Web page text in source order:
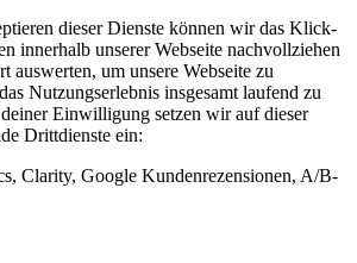
dieser Dienste können wir das Klick-
innerhalb unserer Webseite nachvollziehen
auswerten, um unsere Webseite zu
Nutzungserlebnis insgesamt laufend zu
Einwilligung setzen wir auf dieser
Drittdienste ein:
Clarity, Google Kundenrezensionen, A/B-